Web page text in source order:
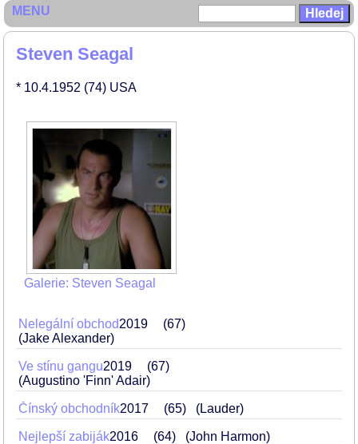
Steven Seagal
* 10.4.1952 (74) USA
Galerie: Steven Seagal
Nelegální obchod2019
67
(Jake Alexander)
Ve stínu gangu2019
67
(Augustino 'Finn' Adair)
Čínský obchodník2017 65 (Lauder)
Nejlepší zabiják2016 64 (John Harmon)
MENU